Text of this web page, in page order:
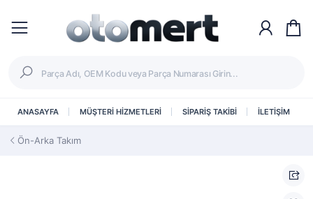
ANASAYFA MÜŞTERİ HİZMETLERİ SİPARİŞ TAKİBİ İLETİŞİM
Ön-Arka Takım